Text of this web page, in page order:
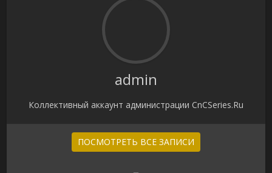
admin
Коллективный аккаунт администрации CnCSeries.Ru
ПОСМОТРЕТЬ ВСЕ ЗАПИСИ